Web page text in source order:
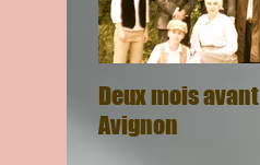
Deux mois avant
Avignon